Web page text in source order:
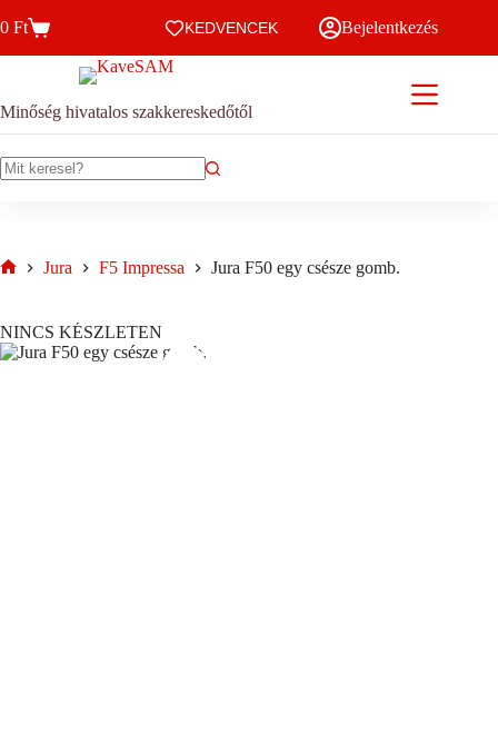
to
Kosár
0 Ft KEDVENCEK Bejelentkezés
Minőség hivatalos szakkereskedőtől
Jura F5 Impressa Jura F50 egy csésze gomb.
NINCS KÉSZLETEN